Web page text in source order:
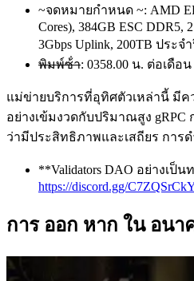
~จดหมายกําหนด ~: AMD
Cores), 384GB ESC
3Gbps Uplink, 200TB ประจํ
พิมพ์ซ้ํา: 0358.00 น. ต่อเดือน
แม่ข่ายบริการที่อุทิศตัวเหล่านี้ มีค
อย่างเข้มงวดกับปริมาณสูง gRPC
ว่ามีประสิทธิภาพและเสถียร การ
**Validators DAO อย่างเป็น
https://discord.gg/
การ ออก หาก ใน อนา